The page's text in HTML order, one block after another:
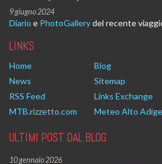
9 giugno 2024
Diario e PhotoGallerydel recente
LINKS
Home Blog
News
Sitemap
RSS Feed
Links Exchange
MTB.rizzetto.com
Meteo Alto Adige
ULTIMI POST DAL BLOG
10 gennaio 2026